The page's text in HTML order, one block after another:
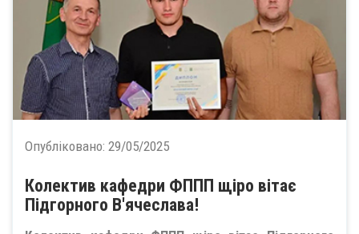
Опубліковано: 29/05/2025
Колектив кафедри ФППП щіро вітає
Підгорного В'ячеслава!